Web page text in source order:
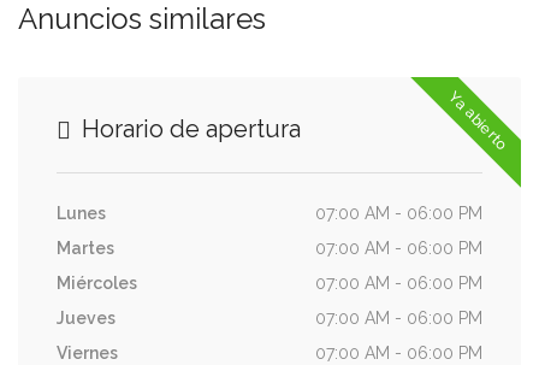
Anuncios similares
Ya abierto
Horario de apertura
Lunes
07:00 AM - 06:00 PM
Martes
07:00 AM - 06:00 PM
Miércoles
07:00 AM - 06:00 PM
Jueves
07:00 AM - 06:00 PM
Viernes
07:00 AM - 06:00 PM